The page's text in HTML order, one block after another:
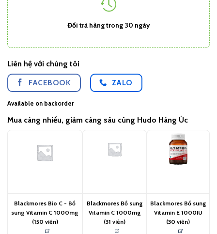
Đổi trả hàng trong 30 ngày
Liên hệ với chúng tôi
FACEBOOK ZALO
Available on backorder
Mua càng nhiều, giảm càng sâu cùng Hudo Hàng Úc
Blackmores Bio C - Bổ
sung Vitamin C 1000mg
(150 viên)
Blackmores Bổ sung
Vitamin C 1000mg
(31 viên)
Blackmores Bổ sung
Vitamin E 1000IU
(30 viên)